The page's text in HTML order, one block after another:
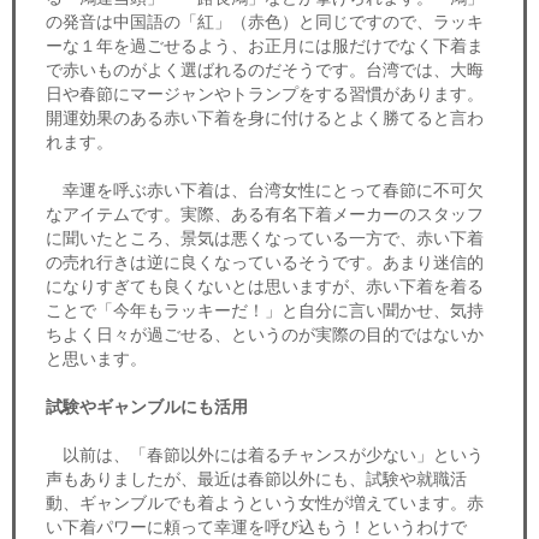
の発音は中国語の「紅」（赤色）と同じですので、ラッキ
ーな１年を過ごせるよう、お正月には服だけでなく下着ま
で赤いものがよく選ばれるのだそうです。台湾では、大晦
日や春節にマージャンやトランプをする習慣があります。
開運効果のある赤い下着を身に付けるとよく勝てると言わ
れます。
幸運を呼ぶ赤い下着は、台湾女性にとって春節に不可欠
なアイテムです。実際、ある有名下着メーカーのスタッフ
に聞いたところ、景気は悪くなっている一方で、赤い下着
の売れ行きは逆に良くなっているそうです。あまり迷信的
になりすぎても良くないとは思いますが、赤い下着を着る
ことで「今年もラッキーだ！」と自分に言い聞かせ、気持
ちよく日々が過ごせる、というのが実際の目的ではないか
と思います。
試験やギャンブルにも活用
以前は、「春節以外には着るチャンスが少ない」という
声もありましたが、最近は春節以外にも、試験や就職活
動、ギャンブルでも着ようという女性が増えています。赤
い下着パワーに頼って幸運を呼び込もう！というわけで